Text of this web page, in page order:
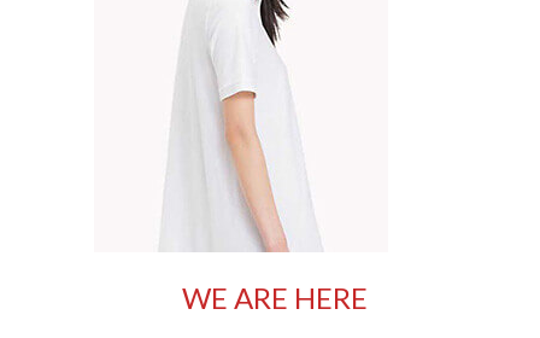
WE ARE HERE